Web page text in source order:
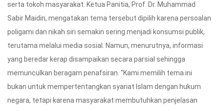
serta tokoh masyarakat. Ketua Panitia, Prof. Dr. Muhammad
Sabir Maidin, mengatakan tema tersebut dipilih karena persoalan
poligami dan nikah siri semakin sering menjadi konsumsi publik,
terutama melalui media sosial. Namun, menurutnya, informasi
yang beredar kerap disampaikan secara parsial sehingga
memunculkan beragam penafsiran. “Kami memilih tema ini
bukan untuk mempertentangkan syariat Islam dengan hukum
negara, tetapi karena masyarakat membutuhkan penjelasan